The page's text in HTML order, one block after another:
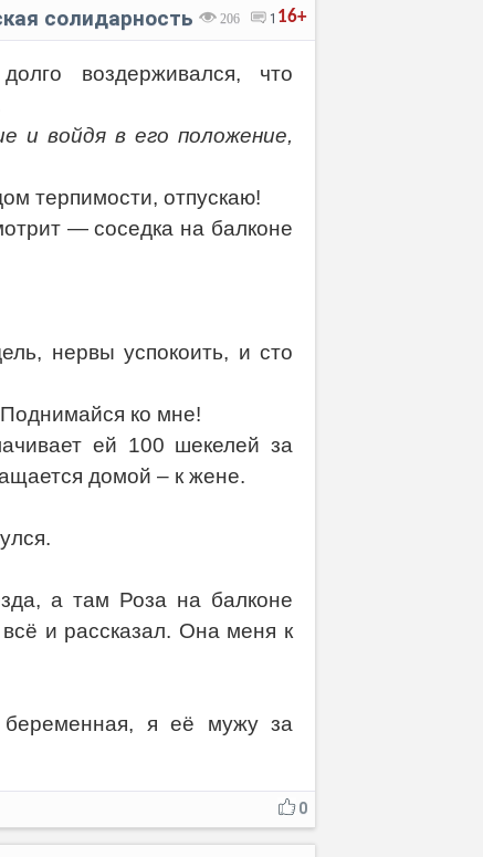
16+
206 1
солидарность
воздерживался, что
и войдя в его положение,
терпимости, отпускаю!
— соседка на балконе
нервы успокоить, и сто
ко мне!
ей 100 шекелей за
домой – к жене.
а там Роза на балконе
и рассказал. Она меня к
я её мужу за
0